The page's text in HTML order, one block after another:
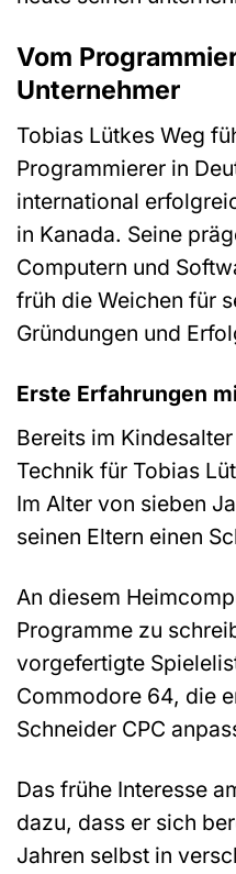
Vom
Unternehmer
Tobias Lütkes Weg
Programmierer in
international
in Kanada. Seine
Computern und
früh die Weichen für
Gründungen und
Erste Erfahrungen
Bereits im
Technik für Tobias
Im Alter von sieben
seinen Eltern einen
An diesem
Programme zu
vorgefertigte
Commodore 64, die
Schneider CPC
Das frühe Interesse
dazu, dass er sich
Jahren selbst in